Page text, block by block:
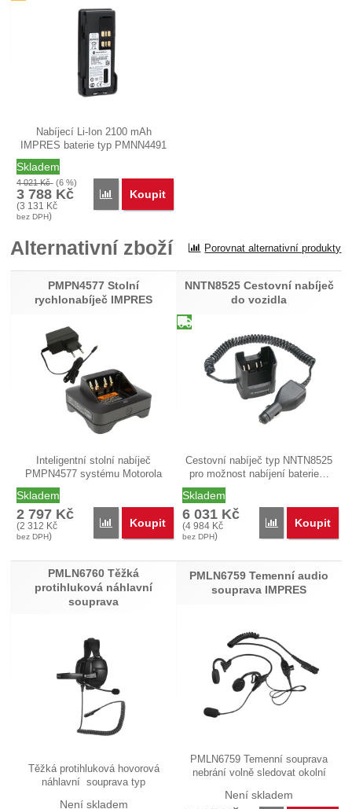
Nabíjecí Li-Ion 2100 mAh
IMPRES baterie typ PMNN4491
Skladem
4 021Kč (6 %)
3 788 Kč
(3 131 Kč
bez DPH)
Porovnat
Koupit
Alternativní zboží Porovnat alternativní produkty
PMPN4577 Stolní
rychlonabíječ IMPRES
Inteligentní stolní nabíječ
PMPN4577 systému Motorola
Skladem
2 797 Kč
(2 312 Kč
bez DPH)
Porovnat
Koupit
NNTN8525 Cestovní nabíječ
do vozidla
Cestovní nabíječ typ NNTN8525
pro možnost nabíjení baterie…
Skladem
6 031 Kč
(4 984 Kč
bez DPH)
Porovnat
Koupit
PMLN6760 Těžká
protihluková náhlavní
souprava
Těžká protihluková hovorová
náhlavní souprava typ
Není skladem
PMLN6759 Temenní audio
souprava IMPRES
PMLN6759 Temenní souprava
nebrání volně sledovat okolní
Není skladem